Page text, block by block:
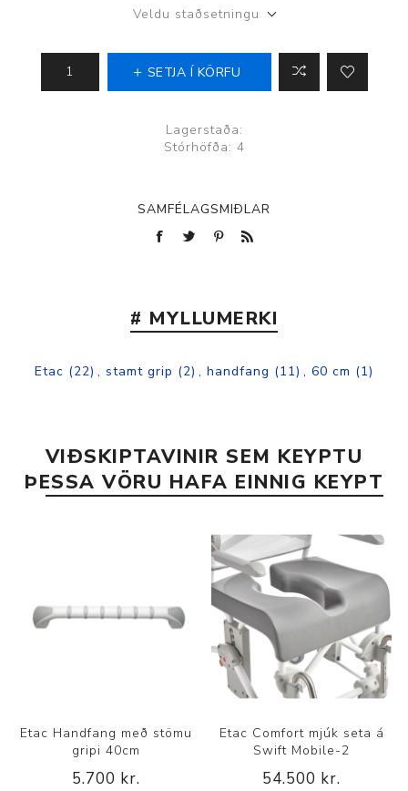
Veldu staðsetningu
SETJA Í KÖRFU
Lagerstaða:
Stórhöfða: 4
SAMFÉLAGSMIÐLAR
# MYLLUMERKI
Etac (22) , stamt grip (2) , handfang (11) , 60 cm (1)
VIÐSKIPTAVINIR SEM KEYPTU
ÞESSA VÖRU HAFA EINNIG KEYPT
Etac Handfang með stömu
gripi 40cm
5.700 kr.
Etac Comfort mjúk seta á
Swift Mobile-2
54.500 kr.